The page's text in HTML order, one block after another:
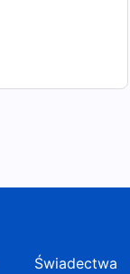
Świadectwa